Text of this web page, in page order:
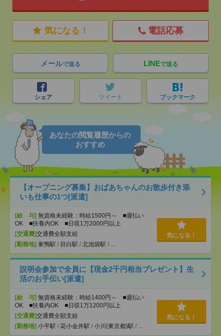
気になる！ 電話応募
メールで送る LINEで送る
シェア ツイート ブックマーク
あなたの閲覧履歴からの
おすすめ
【オープニング募集】おばあちゃんのお散歩付き添
いも仕事の1つ[派遣]
[給 与] 無資格未経験：時給1500円～ ■週払い
OK ■扶養内OK ■日収1万2000円以上
[交通費]交通費全額支給
[勤務地] 巣鴨駅 / 目白駅 / 北池袋駅 / …
気になる！
説明会参加で全員に【現金2千円相当プレゼント】生
活のお手伝い[派遣]
[給 与] 無資格未経験：時給1400円～ ■週払い
OK ■扶養内OK ■日収1万1200円以上
[交通費]交通費全額支給
[勤務地] 小平駅 / 花小金井駅 / 小川(東京都)駅 / …
気になる！